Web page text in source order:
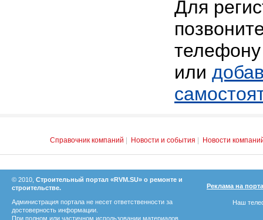
Для
или
Справочник компаний Новости и события Новости
© 2010, Строительный портал «RVM.SU» о ремонте и
строительстве.
Администрация портала не несет ответственности за
достоверность информации.
При полном или частичном использовании материалов
Реклама на
Наш